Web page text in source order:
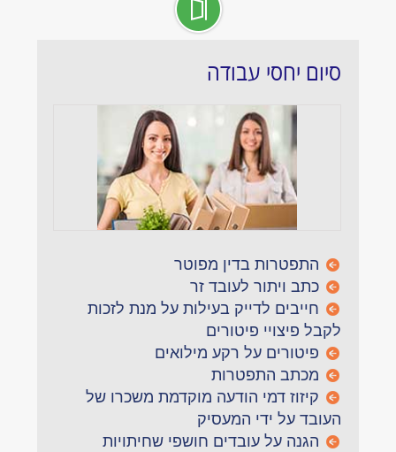
סיום יחסי עבודה
התפטרות בדין מפוטר
כתב ויתור לעובד זר
חייבים לדייק בעילות על מנת לזכות
לקבל פיצויי פיטורים
פיטורים על רקע מילואים
מכתב התפטרות
קיזוז דמי הודעה מוקדמת משכרו של
העובד על ידי המעסיק
הגנה על עובדים חושפי שחיתויות